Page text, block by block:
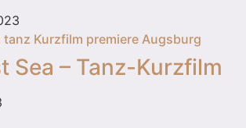
Sea – Tanz-Kurzfilm